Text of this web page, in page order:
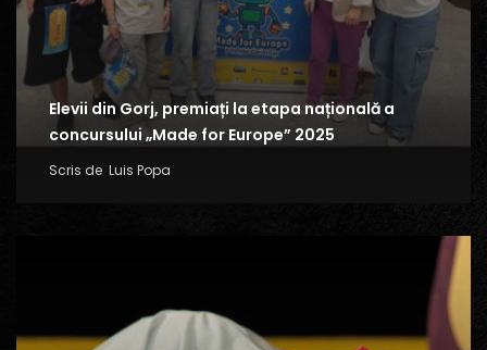
Elevii din Gorj, premiați la etapa națională a
concursului „Made for Europe” 2025
Scris de Luis Popa